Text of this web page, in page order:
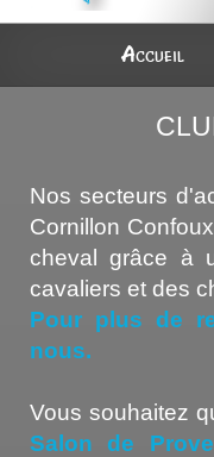
Accueil
Nos secteurs
Cornillon
cheval grâce à
cavaliers et des
Pour plus de
nous.
Vous souhaitez
Salon de